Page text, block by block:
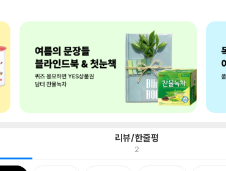
리뷰/한줄평
2